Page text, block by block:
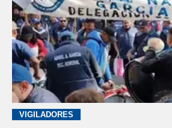
VIGILADORES